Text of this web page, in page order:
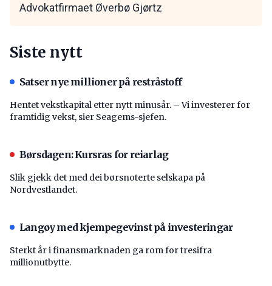
Advokatfirmaet Øverbø Gjørtz
Siste nytt
Satser nye millioner på restråstoff
Hentet vekstkapital etter nytt minusår. – Vi investerer for
framtidig vekst, sier Seagems-sjefen.
Børsdagen: Kursras for reiarlag
Slik gjekk det med dei børsnoterte selskapa på
Nordvestlandet.
Langøy med kjempegevinst på investeringar
Sterkt år i finansmarknaden ga rom for tresifra
millionutbytte.